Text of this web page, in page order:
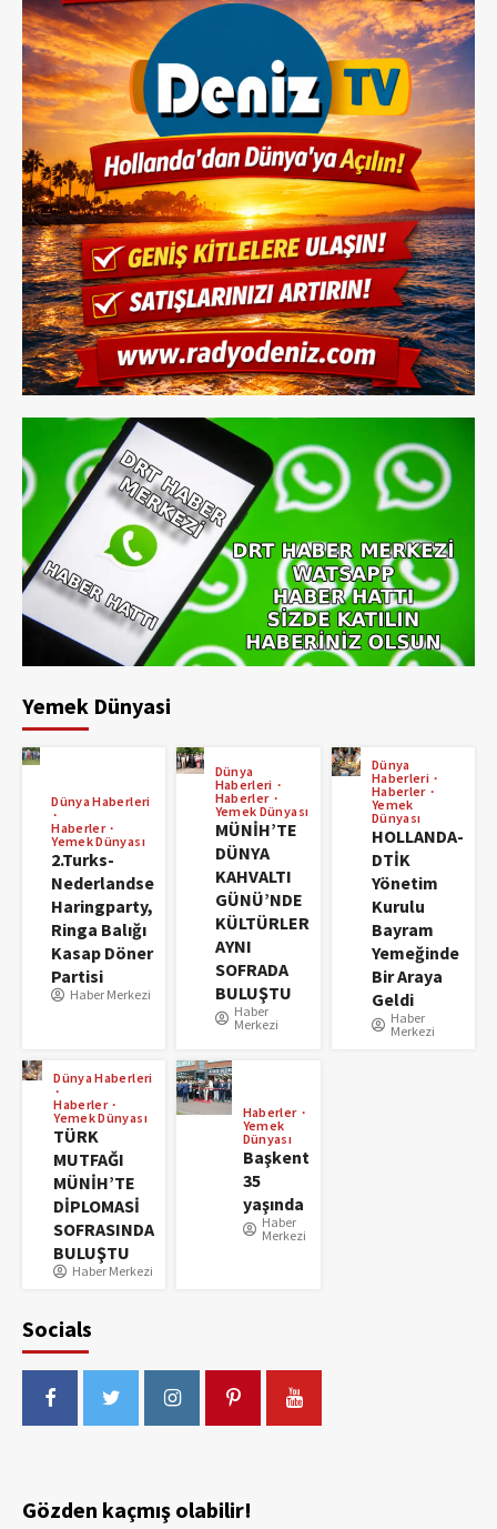
Yemek Dünyasi
Dünya Haberleri
Haberler
Yemek Dünyası
2.Turks-
Nederlandse
Haringparty,
Ringa Balığı
Kasap Döner
Partisi
Haber Merkezi
Dünya
Haberleri
Haberler
Yemek Dünyası
MÜNİH’TE
DÜNYA
KAHVALTI
GÜNÜ’NDE
KÜLTÜRLER
AYNI
SOFRADA
BULUŞTU
Haber
Merkezi
Dünya
Haberleri
Haberler
Yemek
Dünyası
HOLLANDA-
DTİK
Yönetim
Kurulu
Bayram
Yemeğinde
Bir Araya
Geldi
Haber
Merkezi
Dünya Haberleri
Haberler
Yemek Dünyası
TÜRK
MUTFAĞI
MÜNİH’TE
DİPLOMASİ
SOFRASINDA
BULUŞTU
Haber Merkezi
Haberler
Yemek
Dünyası
Başkent
35
yaşında
Haber
Merkezi
Socials
Gözden kaçmış olabilir!